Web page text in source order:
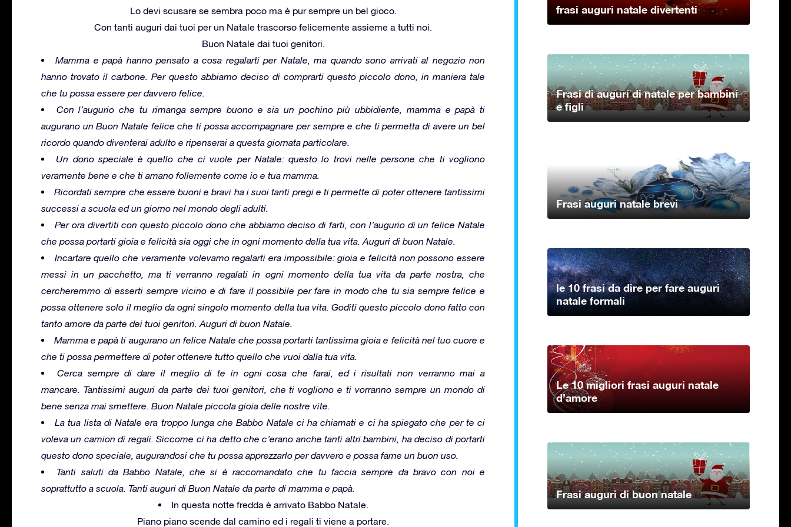
Lo devi scusare se sembra poco ma è pur sempre un bel gioco.
Con tanti auguri dai tuoi per un Natale trascorso felicemente assieme a tutti noi.
Buon Natale dai tuoi genitori.
Mamma e papà hanno pensato a cosa regalarti per Natale, ma quando sono arrivati al negozio non
hanno trovato il carbone. Per questo abbiamo deciso di comprarti questo piccolo dono, in maniera tale
che tu possa essere per davvero felice.
Con l’augurio che tu rimanga sempre buono e sia un pochino più ubbidiente, mamma e papà ti
augurano un Buon Natale felice che ti possa accompagnare per sempre e che ti permetta di avere un bel
ricordo quando diventerai adulto e ripenserai a questa giornata particolare.
Un dono speciale è quello che ci vuole per Natale: questo lo trovi nelle persone che ti vogliono
veramente bene e che ti amano follemente come io e tua mamma.
Ricordati sempre che essere buoni e bravi ha i suoi tanti pregi e ti permette di poter ottenere tantissimi
successi a scuola ed un giorno nel mondo degli adulti.
Per ora divertiti con questo piccolo dono che abbiamo deciso di farti, con l’augurio di un felice Natale
che possa portarti gioia e felicità sia oggi che in ogni momento della tua vita. Auguri di buon Natale.
Incartare quello che veramente volevamo regalarti era impossibile: gioia e felicità non possono essere
messi in un pacchetto, ma ti verranno regalati in ogni momento della tua vita da parte nostra, che
cercheremmo di esserti sempre vicino e di fare il possibile per fare in modo che tu sia sempre felice e
possa ottenere solo il meglio da ogni singolo momento della tua vita. Goditi questo piccolo dono fatto con
tanto amore da parte dei tuoi genitori. Auguri di buon Natale.
Mamma e papà ti augurano un felice Natale che possa portarti tantissima gioia e felicità nel tuo cuore e
che ti possa permettere di poter ottenere tutto quello che vuoi dalla tua vita.
Cerca sempre di dare il meglio di te in ogni cosa che farai, ed i risultati non verranno mai a
mancare. Tantissimi auguri da parte dei tuoi genitori, che ti vogliono e ti vorranno sempre un mondo di
bene senza mai smettere. Buon Natale piccola gioia delle nostre vite.
La tua lista di Natale era troppo lunga che Babbo Natale ci ha chiamati e ci ha spiegato che per te ci
voleva un camion di regali. Siccome ci ha detto che c’erano anche tanti altri bambini, ha deciso di portarti
questo dono speciale, augurandosi che tu possa apprezzarlo per davvero e possa farne un buon uso.
Tanti saluti da Babbo Natale, che si è raccomandato che tu faccia sempre da bravo con noi e
soprattutto a scuola. Tanti auguri di Buon Natale da parte di mamma e papà.
In questa notte fredda è arrivato Babbo Natale.
Piano piano scende dal camino ed i regali ti viene a portare.
frasi auguri natale divertenti
Frasi di auguri di natale per bambini
e figli
Frasi auguri natale brevi
le 10 frasi da dire per fare auguri
natale formali
Le 10 migliori frasi auguri natale
d’amore
Frasi auguri di buon natale